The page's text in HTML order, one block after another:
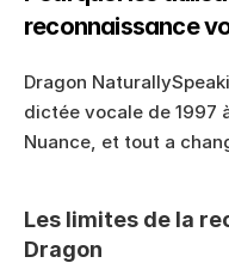
reconnaissance
Dragon
dictée vocale de 1997
Nuance, et tout a
Les limites de la
Dragon